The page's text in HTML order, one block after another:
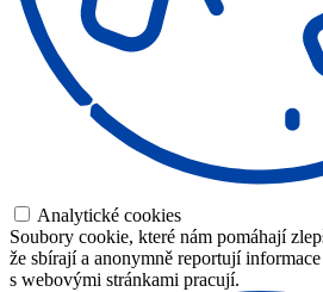
Analytické cookies
Soubory cookie, které nám pomáhají
že sbírají a anonymně reportují
s webovými stránkami pracují.